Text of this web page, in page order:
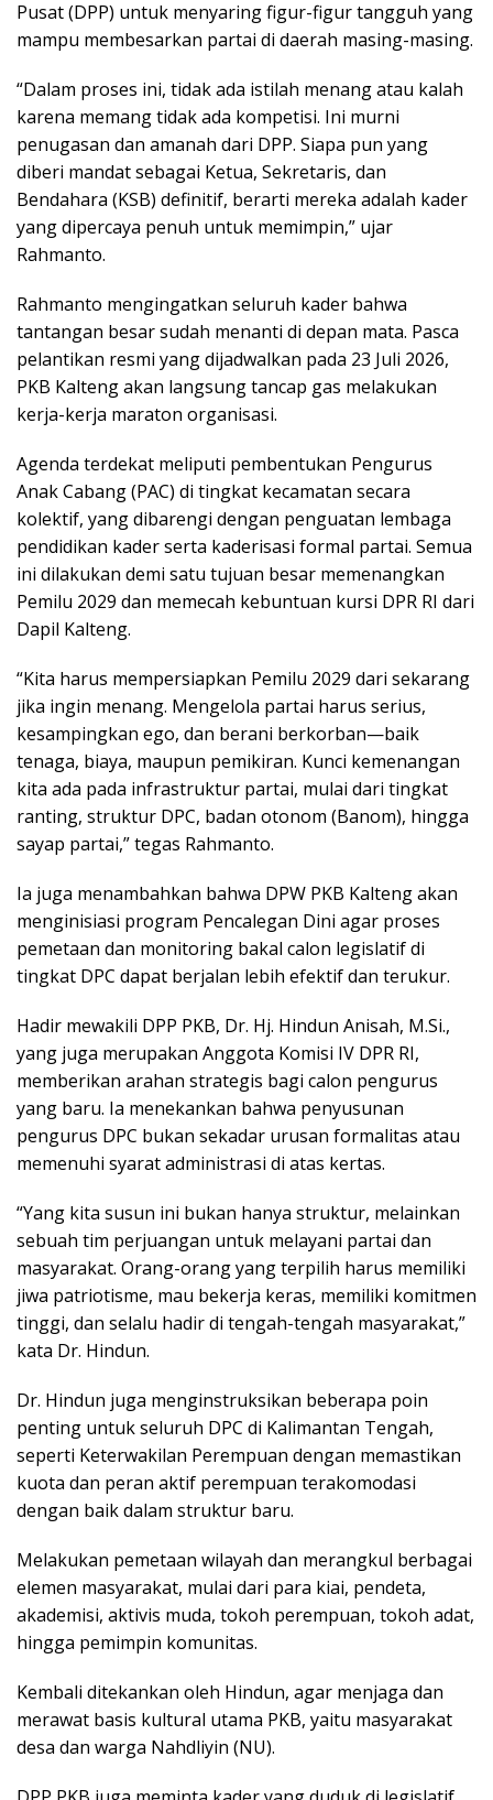
Pusat (DPP) untuk menyaring figur-figur tangguh yang
mampu membesarkan partai di daerah masing-masing.
“Dalam proses ini, tidak ada istilah menang atau kalah
karena memang tidak ada kompetisi. Ini murni
penugasan dan amanah dari DPP. Siapa pun yang
diberi mandat sebagai Ketua, Sekretaris, dan
Bendahara (KSB) definitif, berarti mereka adalah kader
yang dipercaya penuh untuk memimpin,” ujar
Rahmanto.
Rahmanto mengingatkan seluruh kader bahwa
tantangan besar sudah menanti di depan mata. Pasca
pelantikan resmi yang dijadwalkan pada 23 Juli 2026,
PKB Kalteng akan langsung tancap gas melakukan
kerja-kerja maraton organisasi.
Agenda terdekat meliputi pembentukan Pengurus
Anak Cabang (PAC) di tingkat kecamatan secara
kolektif, yang dibarengi dengan penguatan lembaga
pendidikan kader serta kaderisasi formal partai. Semua
ini dilakukan demi satu tujuan besar memenangkan
Pemilu 2029 dan memecah kebuntuan kursi DPR RI dari
Dapil Kalteng.
“Kita harus mempersiapkan Pemilu 2029 dari sekarang
jika ingin menang. Mengelola partai harus serius,
kesampingkan ego, dan berani berkorban—baik
tenaga, biaya, maupun pemikiran. Kunci kemenangan
kita ada pada infrastruktur partai, mulai dari tingkat
ranting, struktur DPC, badan otonom (Banom), hingga
sayap partai,” tegas Rahmanto.
Ia juga menambahkan bahwa DPW PKB Kalteng akan
menginisiasi program Pencalegan Dini agar proses
pemetaan dan monitoring bakal calon legislatif di
tingkat DPC dapat berjalan lebih efektif dan terukur.
Hadir mewakili DPP PKB, Dr. Hj. Hindun Anisah, M.Si.,
yang juga merupakan Anggota Komisi IV DPR RI,
memberikan arahan strategis bagi calon pengurus
yang baru. Ia menekankan bahwa penyusunan
pengurus DPC bukan sekadar urusan formalitas atau
memenuhi syarat administrasi di atas kertas.
“Yang kita susun ini bukan hanya struktur, melainkan
sebuah tim perjuangan untuk melayani partai dan
masyarakat. Orang-orang yang terpilih harus memiliki
jiwa patriotisme, mau bekerja keras, memiliki komitmen
tinggi, dan selalu hadir di tengah-tengah masyarakat,”
kata Dr. Hindun.
Dr. Hindun juga menginstruksikan beberapa poin
penting untuk seluruh DPC di Kalimantan Tengah,
seperti Keterwakilan Perempuan dengan memastikan
kuota dan peran aktif perempuan terakomodasi
dengan baik dalam struktur baru.
Melakukan pemetaan wilayah dan merangkul berbagai
elemen masyarakat, mulai dari para kiai, pendeta,
akademisi, aktivis muda, tokoh perempuan, tokoh adat,
hingga pemimpin komunitas.
Kembali ditekankan oleh Hindun, agar menjaga dan
merawat basis kultural utama PKB, yaitu masyarakat
desa dan warga Nahdliyin (NU).